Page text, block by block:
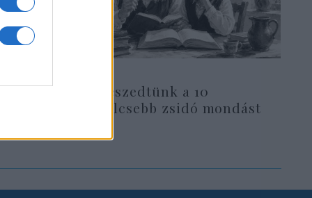
Összeszedtünk a 10
legbölcsebb zsidó mondást